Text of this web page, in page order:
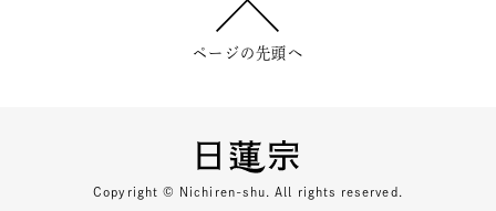
ページの先頭へ
Copyright © Nichiren-shu. All rights reserved.